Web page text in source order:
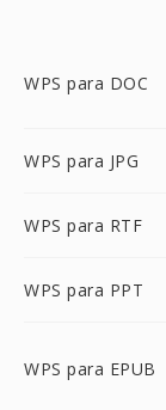
WPS para DOC
WPS para JPG
WPS para RTF
WPS para PPT
WPS para EPUB